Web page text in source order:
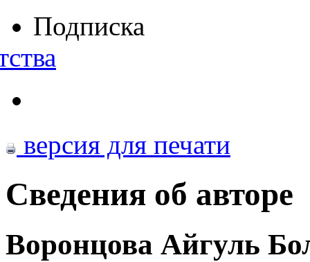
Подписка
версия для печати
Сведения об авторе
Воронцова Айгуль